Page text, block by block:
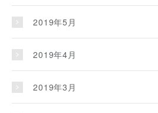
2019年5月
2019年4月
2019年3月